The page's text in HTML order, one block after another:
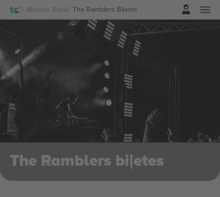
Mūzika Rock The Ramblers Biļetes
Pierakstīties
The Ramblers biļetes